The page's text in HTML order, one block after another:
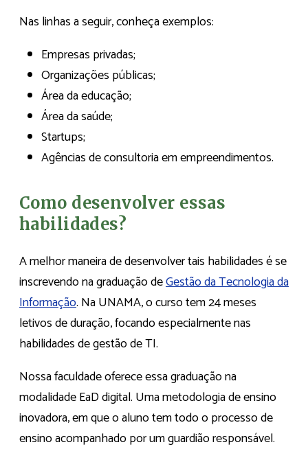
Nas linhas a seguir, conheça exemplos:
Empresas privadas;
Organizações públicas;
Área da educação;
Área da saúde;
Startups;
Agências de consultoria em empreendimentos.
Como desenvolver essas
habilidades?
A melhor maneira de desenvolver tais habilidades é se
inscrevendo na graduação deGestão da Tecnologia da
Informação. Na UNAMA, o curso tem 24 meses
letivos de duração, focando especialmente nas
habilidades de gestão de TI.
Nossa faculdade oferece essa graduação na
modalidade EaD digital. Uma metodologia de ensino
inovadora, em que o aluno tem todo o processo de
ensino acompanhado por um guardião responsável.